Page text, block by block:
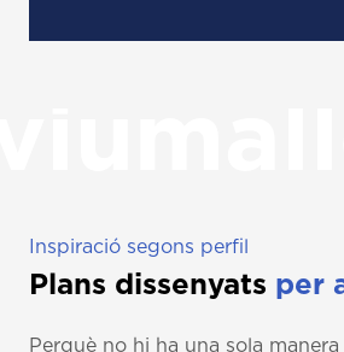
Inspiració segons perfil
Plans dissenyats per
Perquè no hi ha una sola